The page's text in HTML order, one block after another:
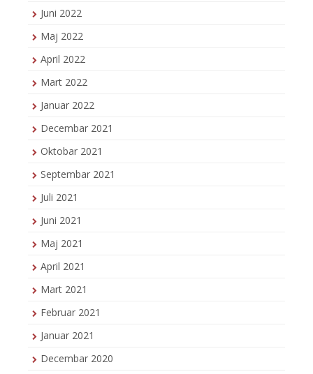
Juni 2022
Maj 2022
April 2022
Mart 2022
Januar 2022
Decembar 2021
Oktobar 2021
Septembar 2021
Juli 2021
Juni 2021
Maj 2021
April 2021
Mart 2021
Februar 2021
Januar 2021
Decembar 2020